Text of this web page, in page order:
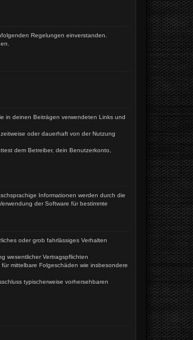
Regelungen einverstanden.
in deinen Beiträgen verwendeten Links und
oder dauerhaft von der Nutzung
dem Betreiber, dein Benutzerkonto,
Informationen werden durch die
der Software für bestimmte
oder grob fahrlässiges Verhalten
wesentlicher Vertragspflichten
mittelbare Folgeschäden wie insbesondere
typischerweise vorhersehbaren